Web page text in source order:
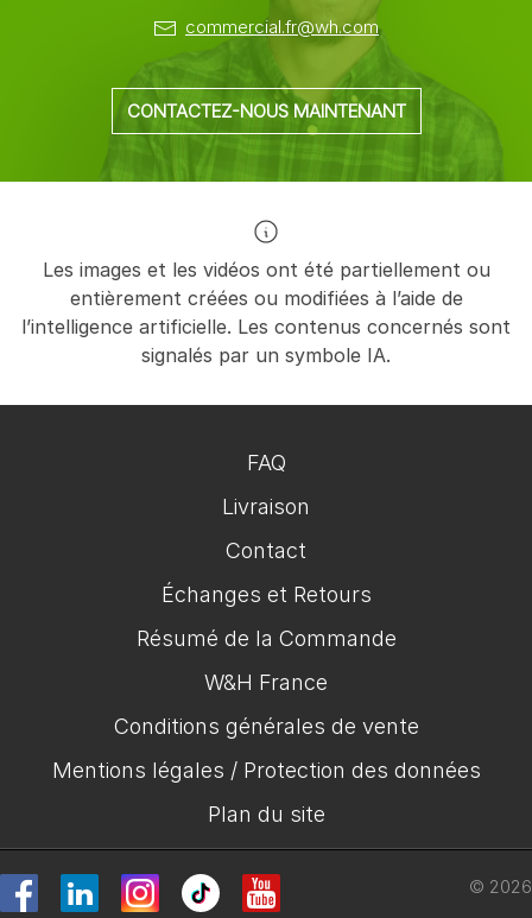
commercial.fr@wh.com
CONTACTEZ-NOUS MAINTENANT
Les images et les vidéos ont été partiellement ou
entièrement créées ou modifiées à l’aide de
l’intelligence artificielle. Les contenus concernés sont
signalés par un symbole IA.
FAQ
Livraison
Contact
Échanges et Retours
Résumé de la Commande
W&H France
Conditions générales de vente
Mentions légales / Protection des données
Plan du site
© 2026